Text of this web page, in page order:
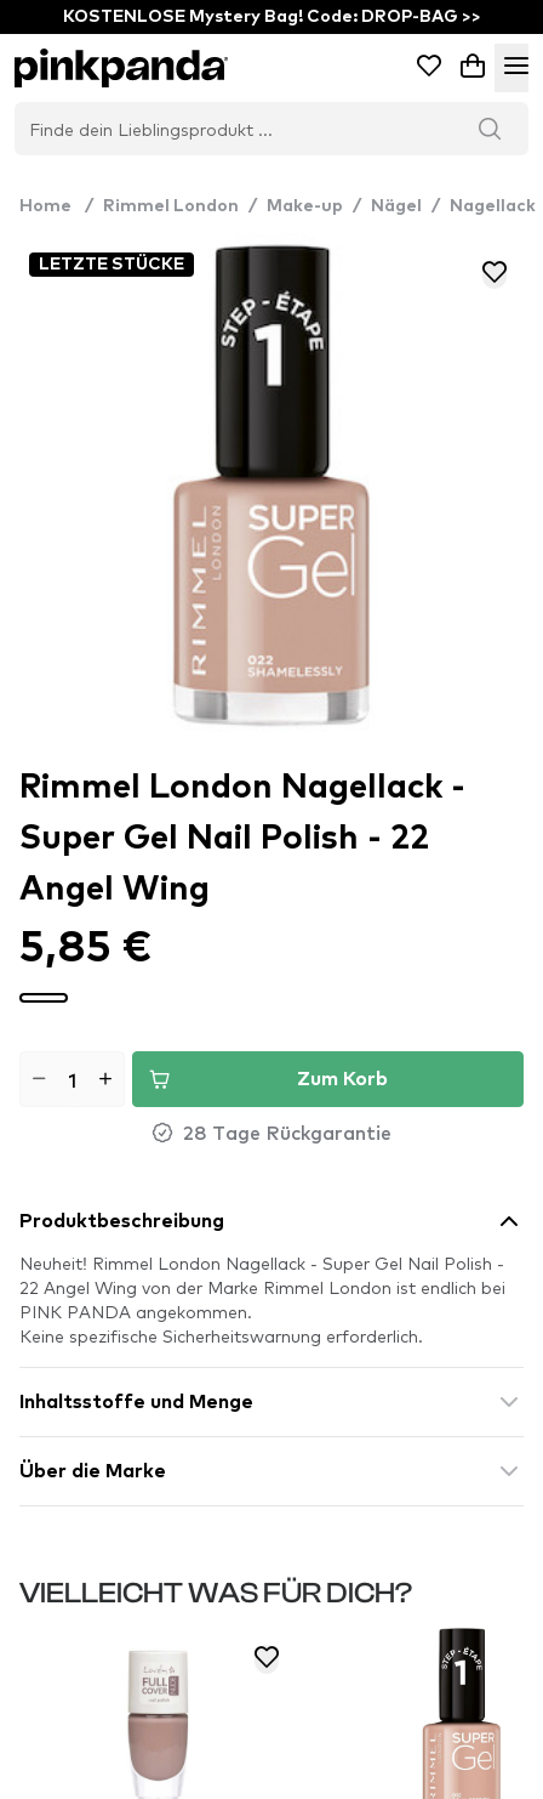
KOSTENLOSE Mystery Bag! Code: DROP-BAG >>
Home / Rimmel London / Make-up / Nägel / Nagellack
LETZTE STÜCKE
Rimmel London Nagellack -
Super Gel Nail Polish - 22
Angel Wing
5,85 €
Zum Korb
28 Tage Rückgarantie
Produktbeschreibung
Neuheit! Rimmel London Nagellack - Super Gel Nail Polish -
22 Angel Wing von der Marke Rimmel London ist endlich bei
PINK PANDA angekommen.
Keine spezifische Sicherheitswarnung erforderlich.
Inhaltsstoffe und Menge
Über die Marke
VIELLEICHT WAS FÜR DICH?